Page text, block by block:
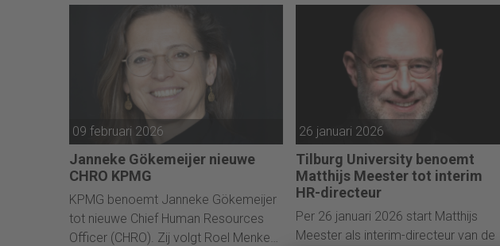
en advieskantoor Baker Tilly.
executive comittee van het bedrijf. De
groeifase van Mammoet, nu de
wereldwijde vraag naar energie en
grote infrastructuurprojecten versnelt.
09 februari 2026
Janneke Gökemeijer nieuwe
CHRO KPMG
KPMG benoemt Janneke Gökemeijer
tot nieuwe Chief Human Resources
Officer (CHRO). Zij volgt Roel Menken
26 januari 2026
Tilburg University benoemt
Matthijs Meester tot interim
HR-directeur
Per 26 januari 2026 start Matthijs
Meester als interim-directeur van de